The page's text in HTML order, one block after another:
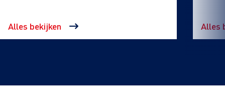
Alles bekijken Alles